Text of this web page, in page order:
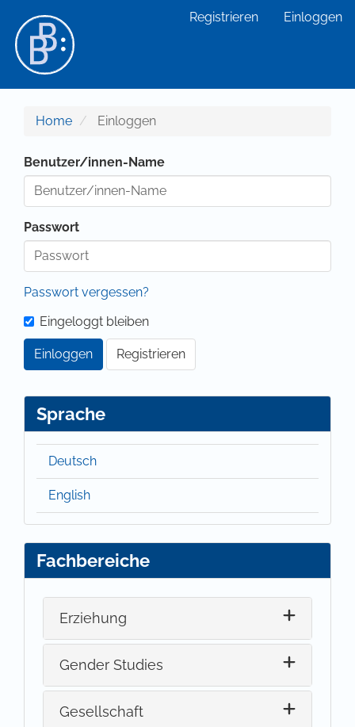
Hauptinhalt
Sidebar
Registrieren Einloggen
Home Einloggen
Benutzer/innen-Name
Passwort
Passwort vergessen?
Eingeloggt bleiben
Einloggen Registrieren
Sprache
Deutsch
English
Fachbereiche
Erziehung
Gender Studies
Gesellschaft